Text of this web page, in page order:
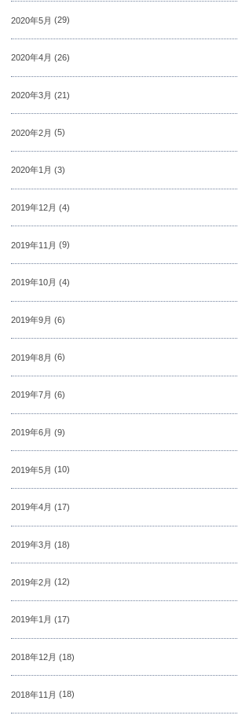
2020年5月 (29)
2020年4月 (26)
2020年3月 (21)
2020年2月 (5)
2020年1月 (3)
2019年12月 (4)
2019年11月 (9)
2019年10月 (4)
2019年9月 (6)
2019年8月 (6)
2019年7月 (6)
2019年6月 (9)
2019年5月 (10)
2019年4月 (17)
2019年3月 (18)
2019年2月 (12)
2019年1月 (17)
2018年12月 (18)
2018年11月 (18)